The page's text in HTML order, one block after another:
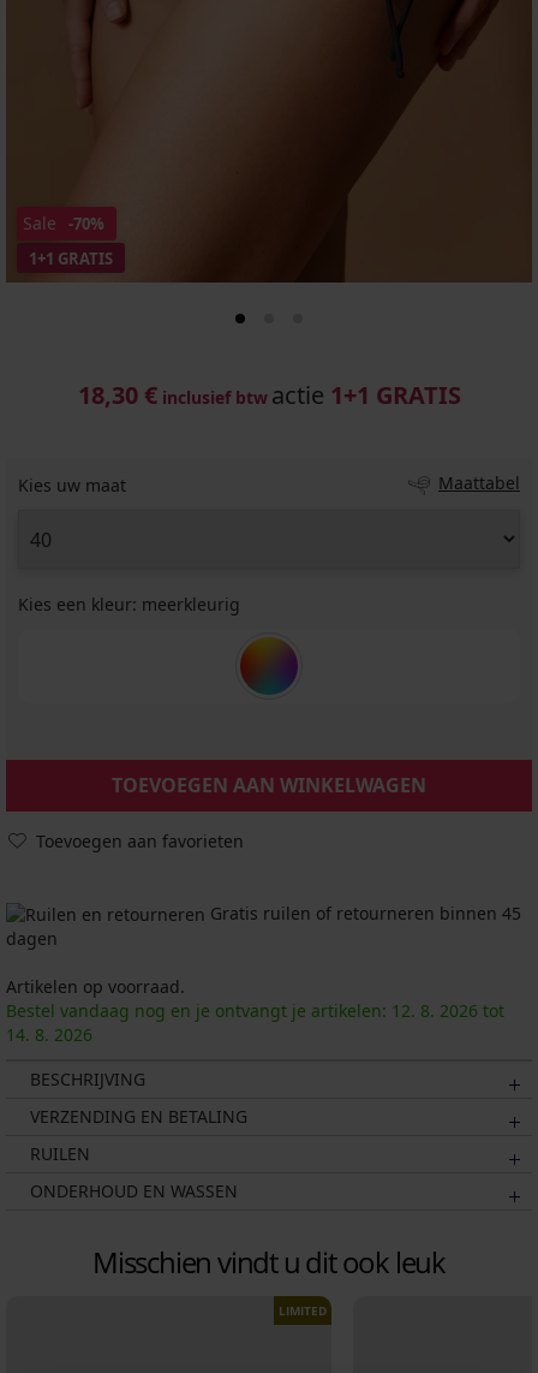
1+1 GRATIS
Sale -70%
18,30 € inclusief btw actie 1+1 GRATIS
Kies uw maat Maattabel
Kies een kleur: meerkleurig
TOEVOEGEN AAN WINKELWAGEN
Toevoegen aan favorieten
Gratis ruilen of retourneren binnen 45
dagen
Artikelen op voorraad.
Bestel vandaag nog en je ontvangt je artikelen: 12. 8. 2026 tot
14. 8. 2026
BESCHRIJVING
VERZENDING EN BETALING
RUILEN
ONDERHOUD EN WASSEN
Misschien vindt u dit ook leuk
LIMITED